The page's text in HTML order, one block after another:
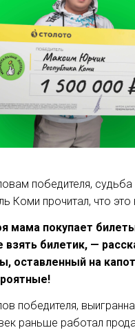
победителя, судьба
Коми прочитал, что
мама покупает
взять билетик, —
оставленный на
победителя,
раньше работал